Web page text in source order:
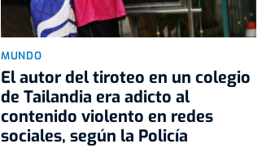
MUNDO
El autor del tiroteo en un colegio
de Tailandia era adicto al
contenido violento en redes
sociales, según la Policía